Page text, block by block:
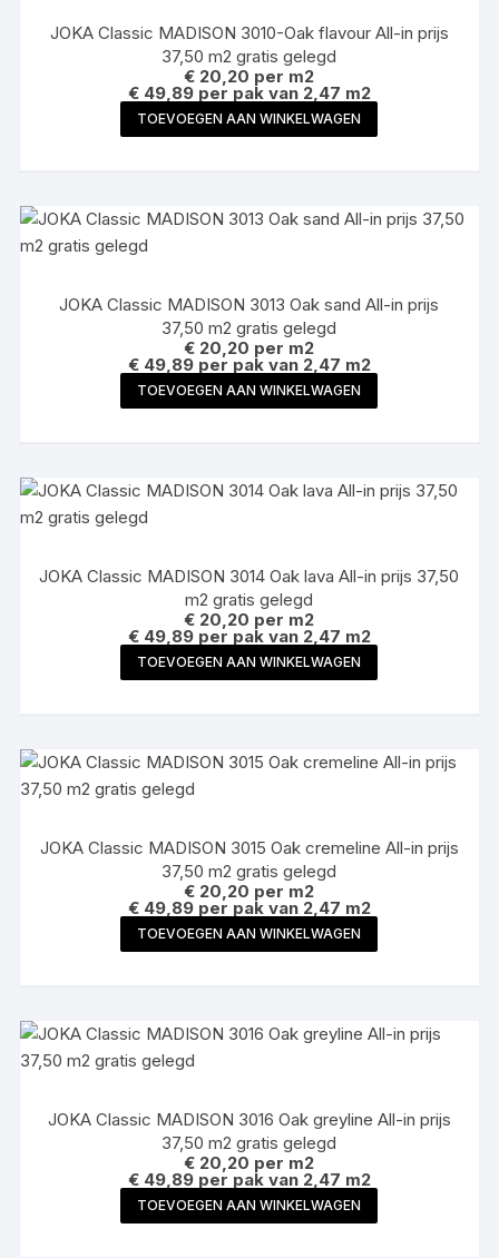
JOKA Classic MADISON 3010-Oak flavour All-in prijs
37,50 m2 gratis gelegd
€ 20,20 per m2
€ 49,89 per pak van 2,47 m2
TOEVOEGEN AAN WINKELWAGEN
JOKA Classic MADISON 3013 Oak sand All-in prijs
37,50 m2 gratis gelegd
€ 20,20 per m2
€ 49,89 per pak van 2,47 m2
TOEVOEGEN AAN WINKELWAGEN
JOKA Classic MADISON 3014 Oak lava All-in prijs 37,50
m2 gratis gelegd
€ 20,20 per m2
€ 49,89 per pak van 2,47 m2
TOEVOEGEN AAN WINKELWAGEN
JOKA Classic MADISON 3015 Oak cremeline All-in prijs
37,50 m2 gratis gelegd
€ 20,20 per m2
€ 49,89 per pak van 2,47 m2
TOEVOEGEN AAN WINKELWAGEN
JOKA Classic MADISON 3016 Oak greyline All-in prijs
37,50 m2 gratis gelegd
€ 20,20 per m2
€ 49,89 per pak van 2,47 m2
TOEVOEGEN AAN WINKELWAGEN